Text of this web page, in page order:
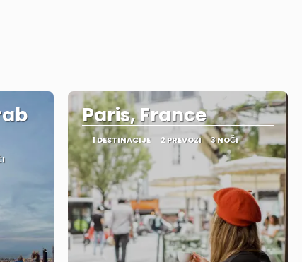
Paris, France
1 DESTINACIJE 2 PREVOZI 3 NOČI